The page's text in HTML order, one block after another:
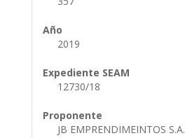
Año
2019
Expediente SEAM
12730/18
Proponente
JB EMPRENDIMEINTOS S.A.